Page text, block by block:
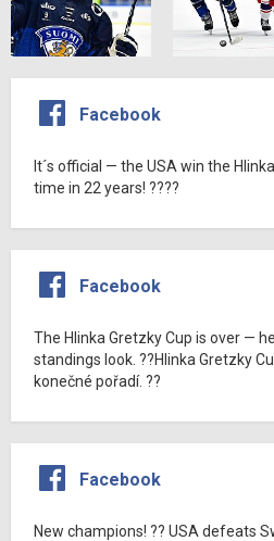
Facebook
It´s official — the USA win the
time in 22 years! ????
Facebook
The Hlinka Gretzky Cup is over —
standings look. ??Hlinka Gretzky
konečné pořadí. ??
Facebook
New champions! ?? USA defeats